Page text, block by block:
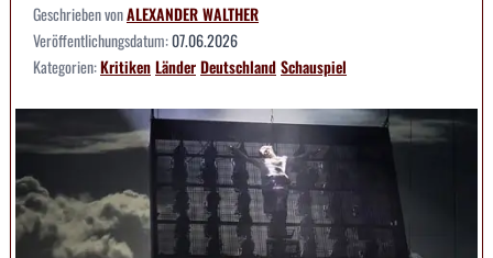
Geschrieben vonALEXANDER WALTHER
Veröffentlichungsdatum:07.06.2026
Kategorien:KritikenLänderDeutschlandSchauspiel